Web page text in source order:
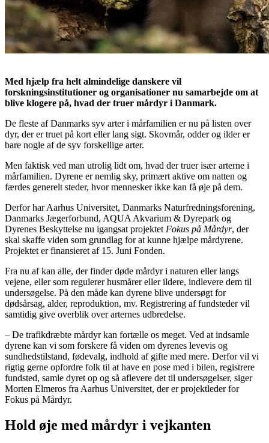
Med hjælp fra helt almindelige danskere vil
forskningsinstitutioner og organisationer nu samarbejde om at
blive klogere på, hvad der truer mårdyr i Danmark.
De fleste af Danmarks syv arter i mårfamilien er nu på listen over
dyr, der er truet på kort eller lang sigt. Skovmår, odder og ilder er
bare nogle af de syv forskellige arter.
Men faktisk ved man utrolig lidt om, hvad der truer især arterne i
mårfamilien. Dyrene er nemlig sky, primært aktive om natten og
færdes generelt steder, hvor mennesker ikke kan få øje på dem.
Derfor har Aarhus Universitet, Danmarks Naturfredningsforening,
Danmarks Jægerforbund, AQUA Akvarium & Dyrepark og
Dyrenes Beskyttelse nu igangsat projektet Fokus på Mårdyr, der
skal skaffe viden som grundlag for at kunne hjælpe mårdyrene.
Projektet er finansieret af 15. Juni Fonden.
Fra nu af kan alle, der finder døde mårdyr i naturen eller langs
vejene, eller som regulerer husmårer eller ildere, indlevere dem til
undersøgelse. På den måde kan dyrene blive undersøgt for
dødsårsag, alder, reproduktion, mv. Registrering af fundsteder vil
samtidig give overblik over arternes udbredelse.
– De trafikdræbte mårdyr kan fortælle os meget. Ved at indsamle
dyrene kan vi som forskere få viden om dyrenes levevis og
sundhedstilstand, fødevalg, indhold af gifte med mere. Derfor vil vi
rigtig gerne opfordre folk til at have en pose med i bilen, registrere
fundsted, samle dyret op og så aflevere det til undersøgelser, siger
Morten Elmeros fra Aarhus Universitet, der er projektleder for
Fokus på Mårdyr.
Hold øje med mårdyr i vejkanten